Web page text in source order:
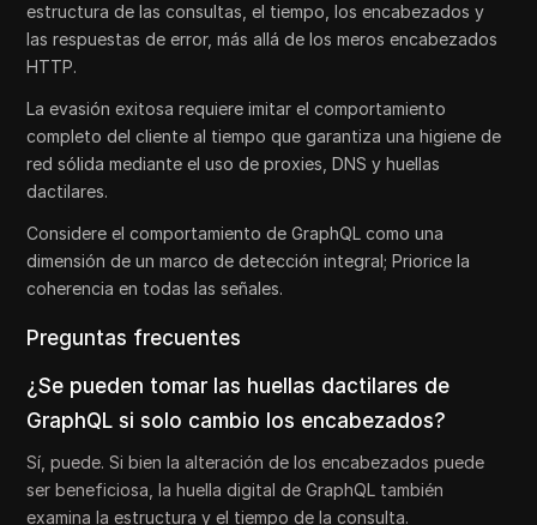
estructura de las consultas, el tiempo, los encabezados y
las respuestas de error, más allá de los meros encabezados
HTTP.
La evasión exitosa requiere imitar el comportamiento
completo del cliente al tiempo que garantiza una higiene de
red sólida mediante el uso de proxies, DNS y huellas
dactilares.
Considere el comportamiento de GraphQL como una
dimensión de un marco de detección integral; Priorice la
coherencia en todas las señales.
Preguntas frecuentes
¿Se pueden tomar las huellas dactilares de
GraphQL si solo cambio los encabezados?
Sí, puede. Si bien la alteración de los encabezados puede
ser beneficiosa, la huella digital de GraphQL también
examina la estructura y el tiempo de la consulta.